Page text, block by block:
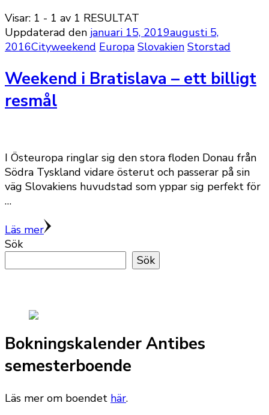
Visar: 1 - 1 av 1 RESULTAT
Uppdaterad den januari 15, 2019augusti 5,
2016Cityweekend Europa Slovakien Storstad
Weekend i Bratislava – ett billigt
resmål
I Östeuropa ringlar sig den stora floden Donau från
Södra Tyskland vidare österut och passerar på sin
väg Slovakiens huvudstad som yppar sig perfekt för
…
Läs mer
Sök
Sök
Bokningskalender Antibes
semesterboende
Läs mer om boendet här.